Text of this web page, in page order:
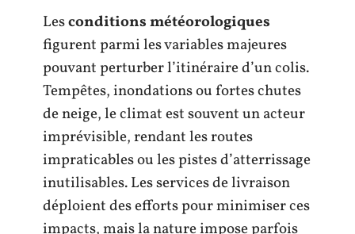
Lesconditions météorologiques
figurent parmi les variables majeures
pouvant perturber l’itinéraire d’un colis.
Tempêtes, inondations ou fortes chutes
de neige, le climat est souvent un acteur
imprévisible, rendant les routes
impraticables ou les pistes d’atterrissage
inutilisables. Les services de livraison
déploient des efforts pour minimiser ces
impacts, mais la nature impose parfois